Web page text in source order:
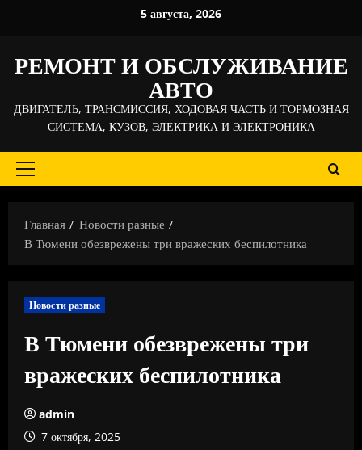
5 августа, 2026
РЕМОНТ И ОБСЛУЖИВАНИЕ
АВТО
ДВИГАТЕЛЬ, ТРАНСМИССИЯ, ХОДОВАЯ ЧАСТЬ И ТОРМОЗНАЯ
СИСТЕМА, КУЗОВ, ЭЛЕКТРИКА И ЭЛЕКТРОНИКА
Основное
Главная
Новости разные
В Тюмени обезврежены три вражеских беспилотника
Новости разные
В Тюмени обезврежены три
вражеских беспилотника
admin
7 октября, 2025